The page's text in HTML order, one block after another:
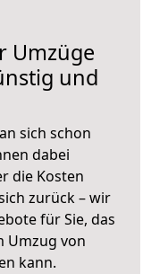
Umzüge
und
sich schon
dabei
die Kosten
zurück – wir
für Sie, das
Umzug von
kann.